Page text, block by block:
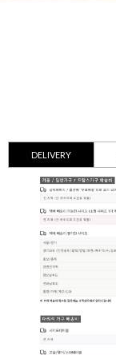
DELIVERY